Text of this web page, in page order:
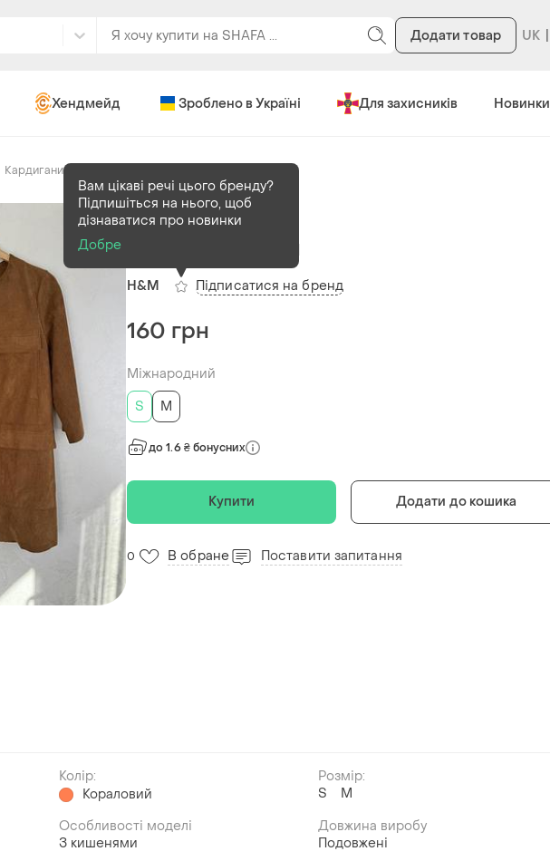
Додати товар
Хендмейд Зроблено в Україні Для захисників Новинки
Кардигани
В наявності1 шт
Тренч кардиган
H&M
Вам цікаві речі цього бренду?
Підпишіться на нього, щоб
дізнаватися про новинки
Добре
Підписатися на бренд
160 грн
Міжнародний
S
M
до 1.6 ₴ бонусних
Купити Додати до кошика
0 В обране Поставити запитання
Колір:
Кораловий
Розмір:
S
M
Особливості моделі
З кишенями
Довжина виробу
Подовжені